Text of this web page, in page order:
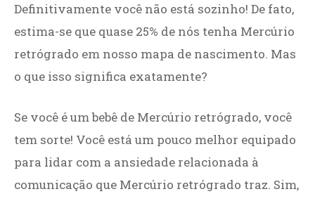
Definitivamente você não está sozinho! De fato,
estima-se que quase 25% de nós tenha Mercúrio
retrógrado em nosso mapa de nascimento. Mas
o que isso significa exatamente?
Se você é um bebê de Mercúrio retrógrado, você
tem sorte! Você está um pouco melhor equipado
para lidar com a ansiedade relacionada à
comunicação que Mercúrio retrógrado traz. Sim,